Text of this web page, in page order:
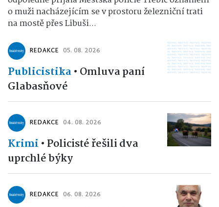
o muži nacházejícím se v prostoru železniční trati
na mostě přes Libuši...
REDAKCE 05. 08. 2026
Publicistika• Omluva paní
Glabasňové
REDAKCE 04. 08. 2026
Krimi • Policisté řešili dva
uprchlé býky
REDAKCE 06. 08. 2026